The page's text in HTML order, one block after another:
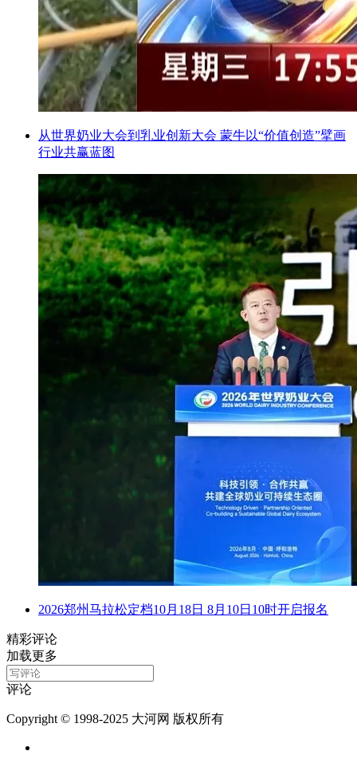
从世界奶业大会到乳业创新大会 蒙牛以“价值创造”擘画
行业共赢蓝图
2026郑州马拉松定档10月18日 8月10日10时开启报名
精彩评论
加载更多
评论
Copyright © 1998-2025 大河网 版权所有